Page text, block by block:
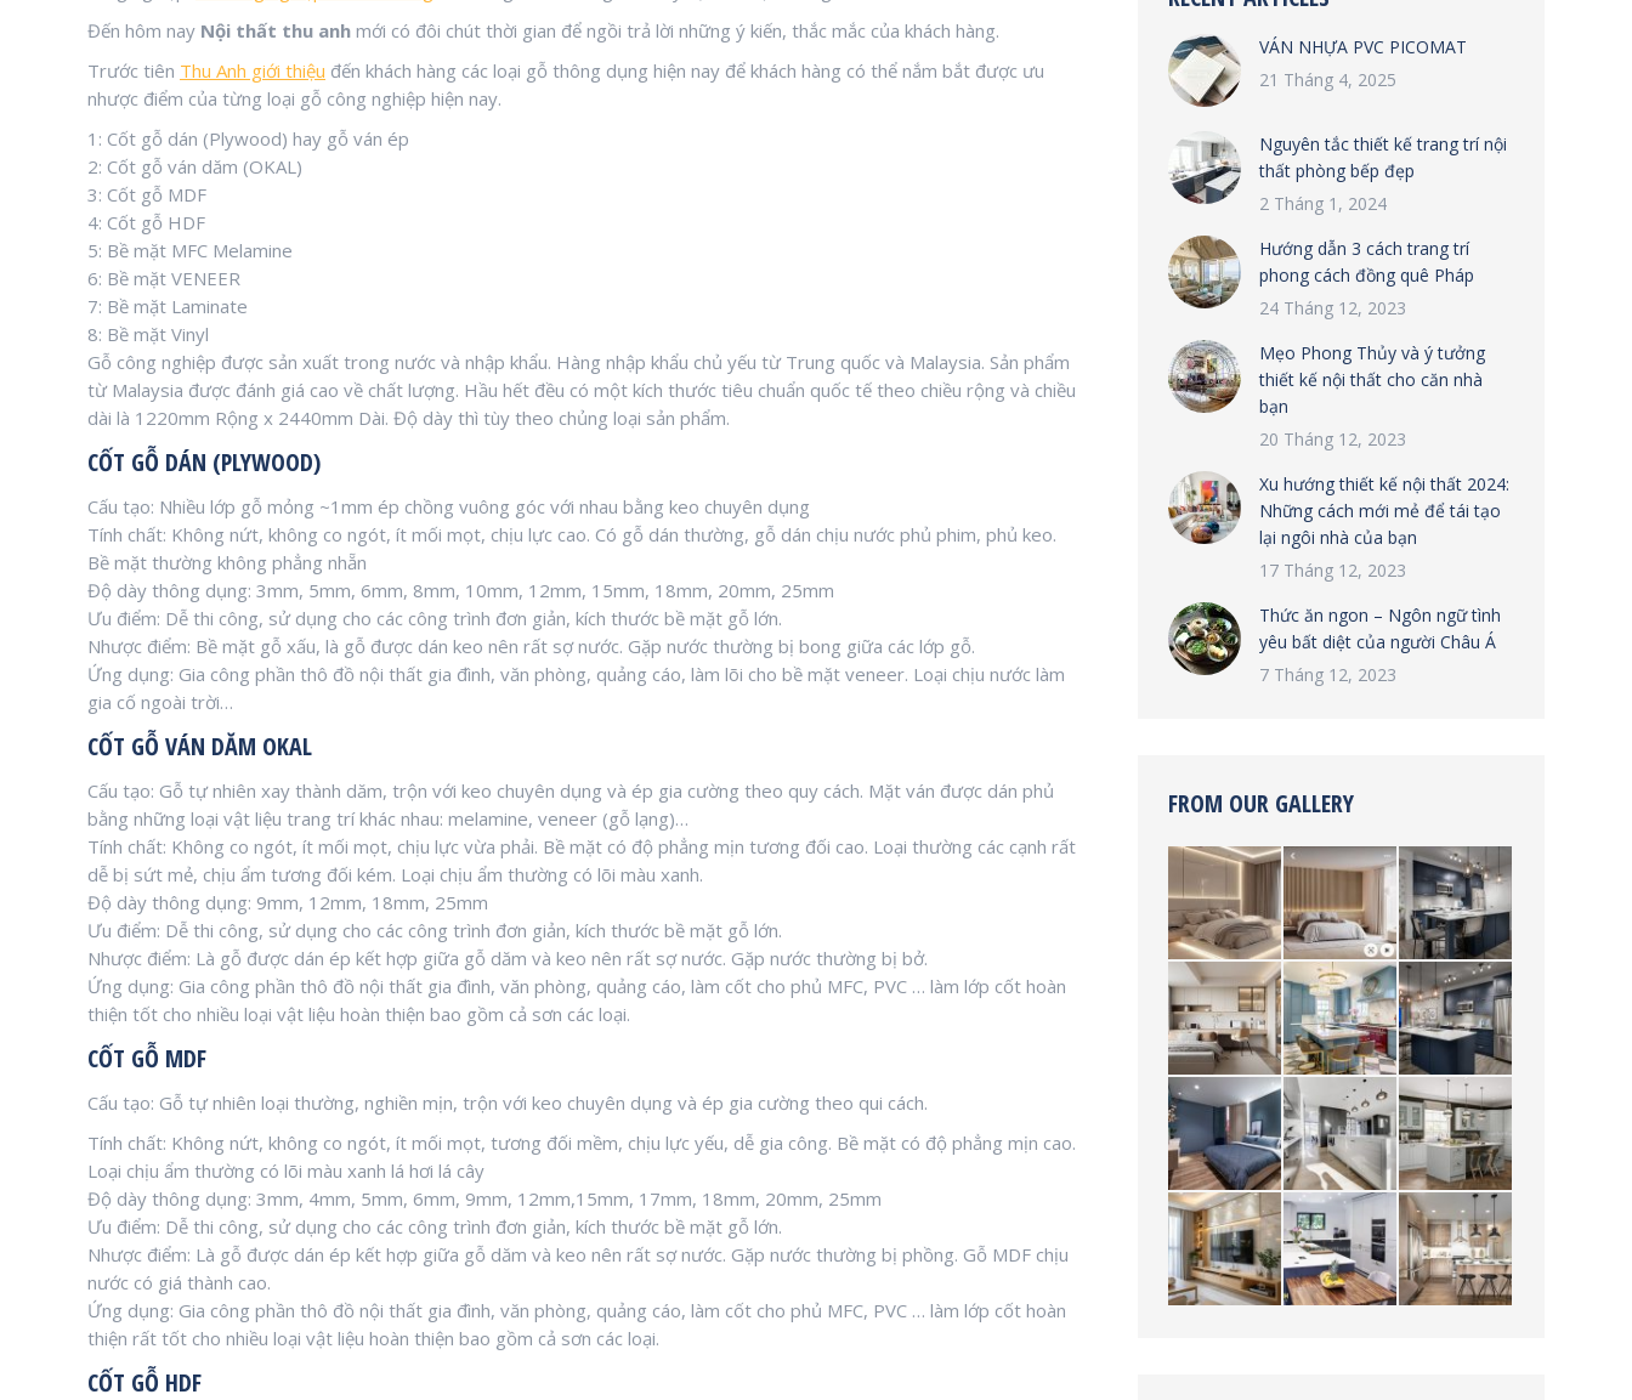
Đến hôm nay Nội thất thu anh mới có đôi chút thời gian để ngồi trả lời những ý kiến, thắc mắc của khách hàng.
Trước tiên Thu Anh giới thiệu đến khách hàng các loại gỗ thông dụng hiện nay để khách hàng có thể nắm bắt được ưu
nhược điểm của từng loại gỗ công nghiệp hiện nay.
1: Cốt gỗ dán (Plywood) hay gỗ ván ép
2: Cốt gỗ ván dăm (OKAL)
3: Cốt gỗ MDF
4: Cốt gỗ HDF
5: Bề mặt MFC Melamine
6: Bề mặt VENEER
7: Bề mặt Laminate
8: Bề mặt Vinyl
Gỗ công nghiệp được sản xuất trong nước và nhập khẩu. Hàng nhập khẩu chủ yếu từ Trung quốc và Malaysia. Sản phẩm
từ Malaysia được đánh giá cao về chất lượng. Hầu hết đều có một kích thước tiêu chuẩn quốc tế theo chiều rộng và chiều
dài là 1220mm Rộng x 2440mm Dài. Độ dày thì tùy theo chủng loại sản phẩm.
CỐT GỖ DÁN (PLYWOOD)
Cấu tạo: Nhiều lớp gỗ mỏng ~1mm ép chồng vuông góc với nhau bằng keo chuyên dụng
Tính chất: Không nứt, không co ngót, ít mối mọt, chịu lực cao. Có gỗ dán thường, gỗ dán chịu nước phủ phim, phủ keo.
Bề mặt thường không phẳng nhẵn
Độ dày thông dụng: 3mm, 5mm, 6mm, 8mm, 10mm, 12mm, 15mm, 18mm, 20mm, 25mm
Ưu điểm: Dễ thi công, sử dụng cho các công trình đơn giản, kích thước bề mặt gỗ lớn.
Nhược điểm: Bề mặt gỗ xấu, là gỗ được dán keo nên rất sợ nước. Gặp nước thường bị bong giữa các lớp gỗ.
Ứng dụng: Gia công phần thô đồ nội thất gia đình, văn phòng, quảng cáo, làm lõi cho bề mặt veneer. Loại chịu nước làm
gia cố ngoài trời…
CỐT GỖ VÁN DĂM OKAL
Cấu tạo: Gỗ tự nhiên xay thành dăm, trộn với keo chuyên dụng và ép gia cường theo quy cách. Mặt ván được dán phủ
bằng những loại vật liệu trang trí khác nhau: melamine, veneer (gỗ lạng)…
Tính chất: Không co ngót, ít mối mọt, chịu lực vừa phải. Bề mặt có độ phẳng mịn tương đối cao. Loại thường các cạnh rất
dễ bị sứt mẻ, chịu ẩm tương đối kém. Loại chịu ẩm thường có lõi màu xanh.
Độ dày thông dụng: 9mm, 12mm, 18mm, 25mm
Ưu điểm: Dễ thi công, sử dụng cho các công trình đơn giản, kích thước bề mặt gỗ lớn.
Nhược điểm: Là gỗ được dán ép kết hợp giữa gỗ dăm và keo nên rất sợ nước. Gặp nước thường bị bở.
Ứng dụng: Gia công phần thô đồ nội thất gia đình, văn phòng, quảng cáo, làm cốt cho phủ MFC, PVC … làm lớp cốt hoàn
thiện tốt cho nhiều loại vật liệu hoàn thiện bao gồm cả sơn các loại.
CỐT GỖ MDF
Cấu tạo: Gỗ tự nhiên loại thường, nghiền mịn, trộn với keo chuyên dụng và ép gia cường theo qui cách.
Tính chất: Không nứt, không co ngót, ít mối mọt, tương đối mềm, chịu lực yếu, dễ gia công. Bề mặt có độ phẳng mịn cao.
Loại chịu ẩm thường có lõi màu xanh lá hơi lá cây
Độ dày thông dụng: 3mm, 4mm, 5mm, 6mm, 9mm, 12mm,15mm, 17mm, 18mm, 20mm, 25mm
Ưu điểm: Dễ thi công, sử dụng cho các công trình đơn giản, kích thước bề mặt gỗ lớn.
Nhược điểm: Là gỗ được dán ép kết hợp giữa gỗ dăm và keo nên rất sợ nước. Gặp nước thường bị phồng. Gỗ MDF chịu
nước có giá thành cao.
Ứng dụng: Gia công phần thô đồ nội thất gia đình, văn phòng, quảng cáo, làm cốt cho phủ MFC, PVC … làm lớp cốt hoàn
thiện rất tốt cho nhiều loại vật liệu hoàn thiện bao gồm cả sơn các loại.
CỐT GỖ HDF
VÁN NHỰA PVC PICOMAT
21 Tháng 4, 2025
Nguyên tắc thiết kế trang trí nội
thất phòng bếp đẹp
2 Tháng 1, 2024
Hướng dẫn 3 cách trang trí
phong cách đồng quê Pháp
24 Tháng 12, 2023
Mẹo Phong Thủy và ý tưởng
thiết kế nội thất cho căn nhà
bạn
20 Tháng 12, 2023
Xu hướng thiết kế nội thất 2024:
Những cách mới mẻ để tái tạo
lại ngôi nhà của bạn
17 Tháng 12, 2023
Thức ăn ngon – Ngôn ngữ tình
yêu bất diệt của người Châu Á
7 Tháng 12, 2023
FROM OUR GALLERY